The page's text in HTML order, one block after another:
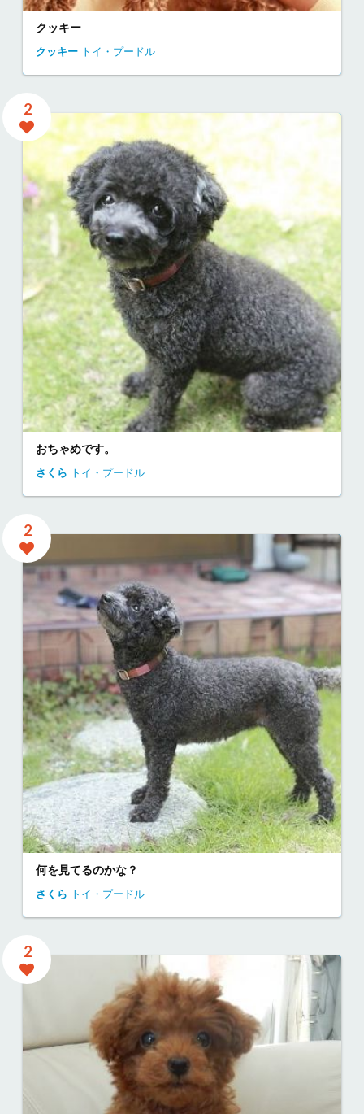
クッキー
クッキー トイ・プードル
2
おちゃめです。
さくら トイ・プードル
2
何を見てるのかな？
さくら トイ・プードル
2